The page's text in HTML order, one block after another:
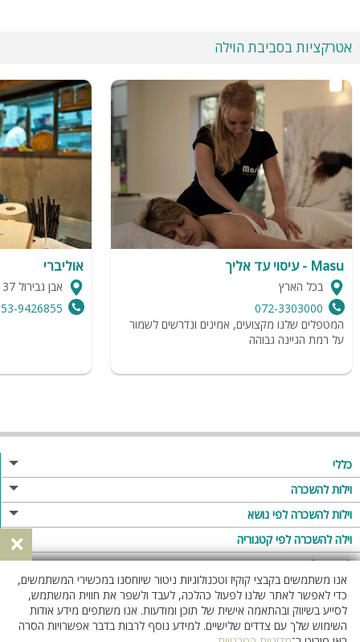
אטרקציות בסביבת הוילה
Masu - עיסוי עד אליך
בכל הארץ
072-3303000
המטפלים שלנו מקצועים, אמינים ונדרשים לשמור
על רמת הגיינה גבוהה
אוליברי
אבן גבירול 137, תל אביב
9426855
כללי
מגזין
פרסום באתר
תקנון
מדיניות פרטיות
וילות להשכרה
וילות בצפון
וילות במרכז
וילות בדרום
וילות באילת
וילות בשרון
וילות באזור החרמון
וילות להשכרה לפי נושא
וילה לזוגות
וילות למשפחות
וילות לציבור הדתי
אירוח דרוזי
וילות למסיבות
וילה להשכרה לפי קטגוריה
וילות עם בריכה
וילה עם בריכה מחוממת
וילה עם בריכה מחוממת מקורה
וילות עם סאונה
לופטים להשכרה
לופט
לופטים בצפון
לופטים בדרום
×
אנו משתמשים בקבצי קוקיז וטכנולוגיות ניטור שיוחסנו במכשירי המשתמשים,
כדי לאפשר לאתר שלנו לפעול כהלכה, לעבד ולשפר את חווית המשתמש,
לסייע בשיווק ובהתאמה אישית של תוכן ומודעות. אנו משתפים מידע אודות
השימוש שלך עם צדדים שלישיים. למידע נוסף לרבות בדבר אפשרויות הסרה